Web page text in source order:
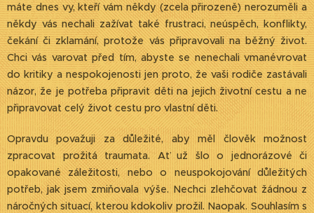
máte dnes vy, kteří vám někdy (zcela přirozeně) nerozuměli a
někdy vás nechali zažívat také frustraci, neúspěch, konflikty,
čekání či zklamání, protože vás připravovali na běžný život.
Chci vás varovat před tím, abyste se nenechali vmanévrovat
do kritiky a nespokojenosti jen proto, že vaši rodiče zastávali
názor, že je potřeba připravit děti na jejich životní cestu a ne
připravovat celý život cestu pro vlastní děti.
Opravdu považuji za důležité, aby měl člověk možnost
zpracovat prožitá traumata. Ať už šlo o jednorázové či
opakované záležitosti, nebo o neuspokojování důležitých
potřeb, jak jsem zmiňovala výše. Nechci zlehčovat žádnou z
náročných situací, kterou kdokoliv prožil. Naopak. Souhlasím s